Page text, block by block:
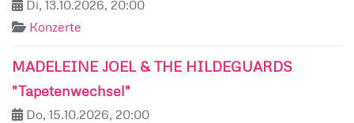
Di, 13.10.2026, 20:00
Konzerte
MADELEINE JOEL & THE HILDEGUARDS
"Tapetenwechsel"
Do, 15.10.2026, 20:00